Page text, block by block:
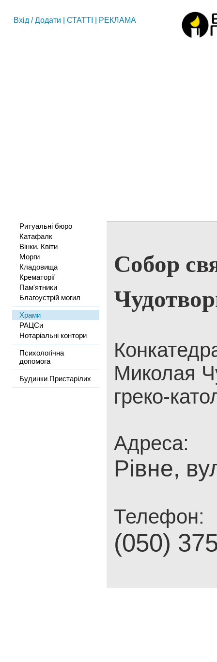
Вхід /Додати СТАТТІ РЕКЛАМА
Ритуальні бюро
Катафалк
Вінки. Квіти
Морги
Кладовища
Крематорії
Пам'ятники
Благоустрій могил
Храми
РАЦСи
Нотаріальні контори
Психологічна
допомога
Будинки Пристарілих
Собор
Миколая
греко-
Адреса:
Рівне,
Телефон:
(050)